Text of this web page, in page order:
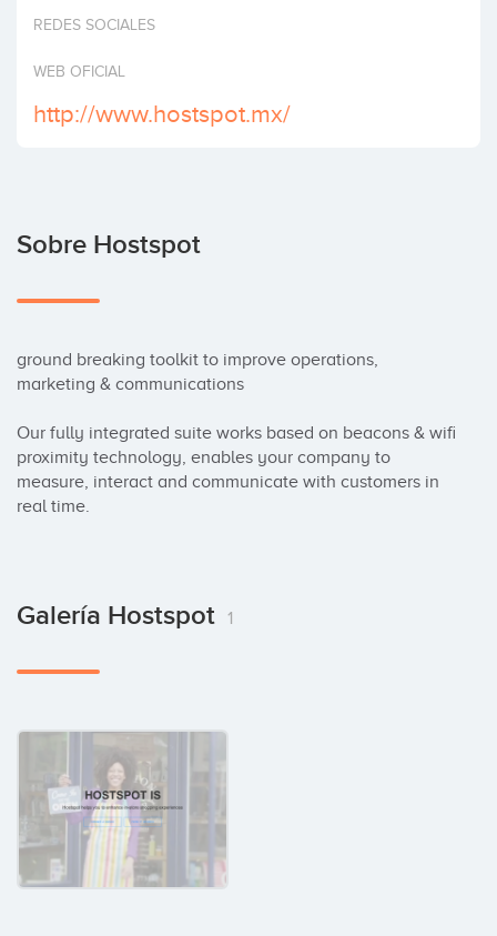
Invertir
REDES SOCIALES
WEB OFICIAL
http://www.hostspot.mx/
Sobre Hostspot
ground breaking toolkit to improve operations,
marketing & communications
Our fully integrated suite works based on beacons & wifi
proximity technology, enables your company to
measure, interact and communicate with customers in
real time.
Galería Hostspot 1